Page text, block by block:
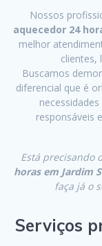
Nossos
aquecedor 24
melhor
clientes,
Buscamos
diferencial que é
responsáveis
Está precisando
horas em Jardim
faça já o
Serviços